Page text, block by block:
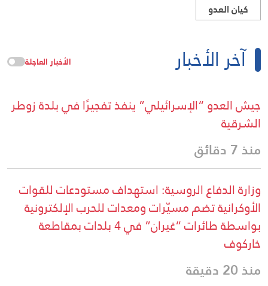
كيان العدو
آخر الأخبار الأخبار العاجلة
جيش العدو “الإسرائيلي” ينفذ تفجيرًا في بلدة زوطر
الشرقية
منذ 7 دقائق
وزارة الدفاع الروسية: استهداف مستودعات للقوات
الأوكرانية تضم مسيّرات ومعدات للحرب الإلكترونية
بواسطة طائرات “غيران” في 4 بلدات بمقاطعة
خاركوف
منذ 20 دقيقة